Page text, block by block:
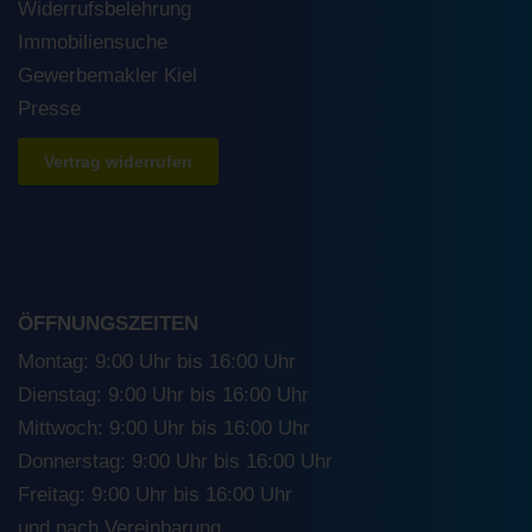
Widerrufsbelehrung
Immobiliensuche
Gewerbemakler Kiel
Presse
Vertrag widerrufen
ÖFFNUNGSZEITEN
Montag: 9:00 Uhr bis 16:00 Uhr
Dienstag: 9:00 Uhr bis 16:00 Uhr
Mittwoch: 9:00 Uhr bis 16:00 Uhr
Donnerstag: 9:00 Uhr bis 16:00 Uhr
Freitag: 9:00 Uhr bis 16:00 Uhr